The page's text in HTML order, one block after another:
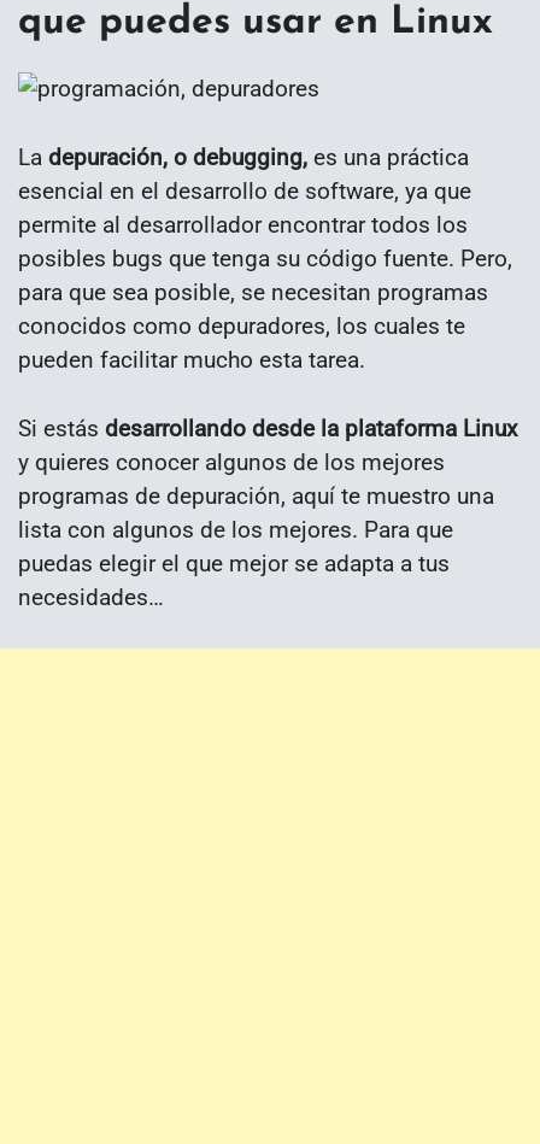
que puedes usar en Linux
La depuración, o debugging, es una práctica
esencial en el desarrollo de software, ya que
permite al desarrollador encontrar todos los
posibles bugs que tenga su código fuente. Pero,
para que sea posible, se necesitan programas
conocidos como depuradores, los cuales te
pueden facilitar mucho esta tarea.
Si estás desarrollando desde la plataforma Linux
y quieres conocer algunos de los mejores
programas de depuración, aquí te muestro una
lista con algunos de los mejores. Para que
puedas elegir el que mejor se adapta a tus
necesidades…